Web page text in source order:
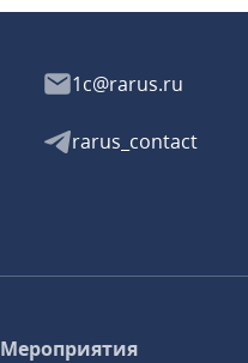
1c@rarus.ru
rarus_contact
Мероприятия